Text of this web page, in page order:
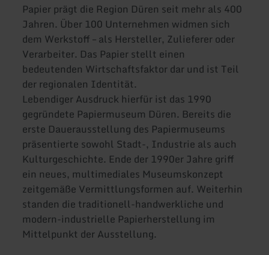
Papier prägt die Region Düren seit mehr als 400
Jahren. Über 100 Unternehmen widmen sich
dem Werkstoff – als Hersteller, Zulieferer oder
Verarbeiter. Das Papier stellt einen
bedeutenden Wirtschaftsfaktor dar und ist Teil
der regionalen Identität.
Lebendiger Ausdruck hierfür ist das 1990
gegründete Papiermuseum Düren. Bereits die
erste Dauerausstellung des Papiermuseums
präsentierte sowohl Stadt-, Industrie als auch
Kulturgeschichte. Ende der 1990er Jahre griff
ein neues, multimediales Museumskonzept
zeitgemäße Vermittlungsformen auf. Weiterhin
standen die traditionell-handwerkliche und
modern-industrielle Papierherstellung im
Mittelpunkt der Ausstellung.